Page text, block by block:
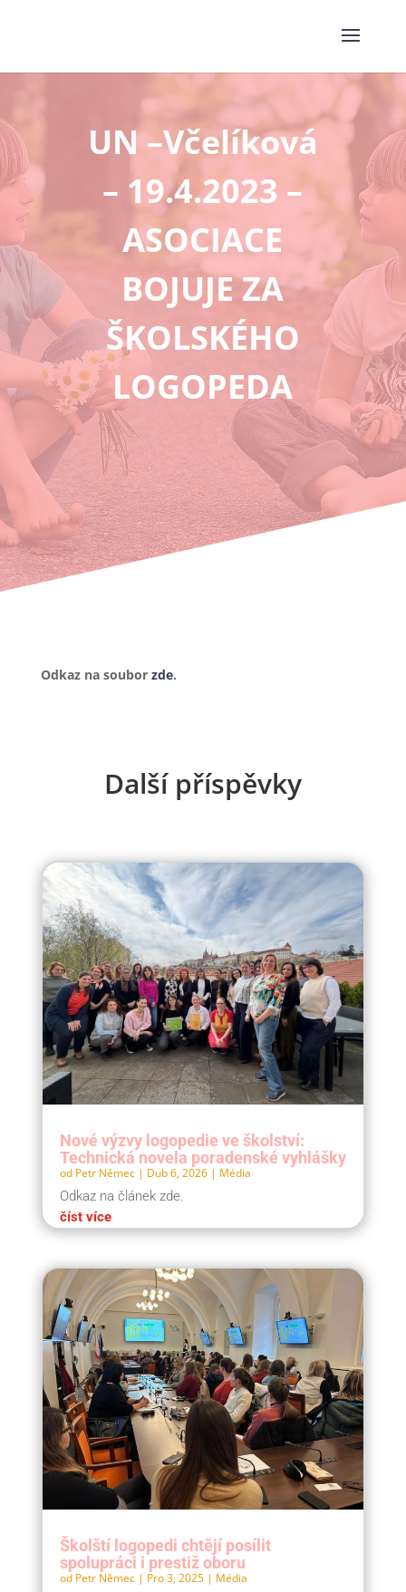
UN –Včelíková
– 19.4.2023 –
ASOCIACE
BOJUJE ZA
ŠKOLSKÉHO
LOGOPEDA
Odkaz na soubor zde.
Další příspěvky
Nové výzvy logopedie ve školství:
Technická novela poradenské vyhlášky
od Petr Němec| Dub 6, 2026| Média
Odkaz na článek zde.
číst více
Školští logopedi chtějí posílit
spolupráci i prestiž oboru
od Petr Němec| Pro 3, 2025| Média